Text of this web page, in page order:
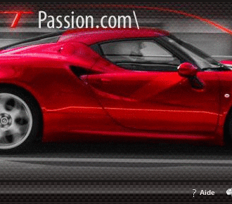
Aide